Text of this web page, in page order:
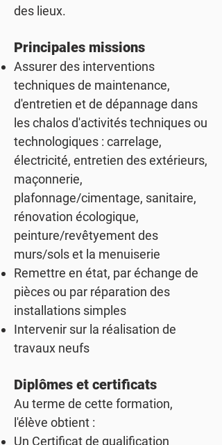
des lieux.
Principales missions
Assurer des interventions
techniques de maintenance,
d'entretien et de dépannage dans
les chalos d'activités techniques ou
technologiques : carrelage,
électricité, entretien des extérieurs,
maçonnerie,
plafonnage/cimentage, sanitaire,
rénovation écologique,
peinture/revêtyement des
murs/sols et la menuiserie
Remettre en état, par échange de
pièces ou par réparation des
installations simples
Intervenir sur la réalisation de
travaux neufs
Diplômes et certificats
Au terme de cette formation,
l'élève obtient :
Un Certificat de qualification